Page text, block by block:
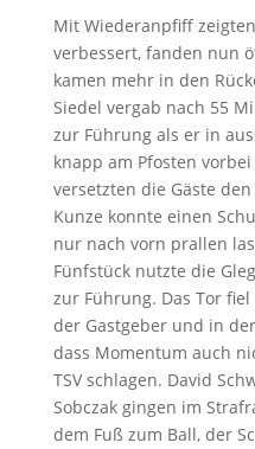
Mit Wiederanpfiff
verbessert, fanden nun
kamen mehr in den
Siedel vergab nach 55
zur Führung als er in
knapp am Pfosten
versetzten die Gäste
Kunze konnte einen
nur nach vorn prallen
Fünfstück nutzte die
zur Führung. Das Tor
der Gastgeber und in
dass Momentum auch
TSV schlagen. David
Sobczak gingen im
dem Fuß zum Ball, der